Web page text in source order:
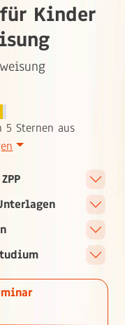
Kinder
5 Sternen aus